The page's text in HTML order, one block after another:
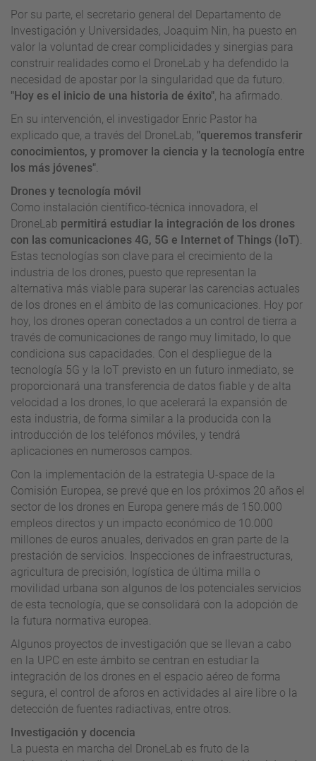
Por su parte, el secretario general del Departamento de
Investigación y Universidades, Joaquim Nin, ha puesto en
valor la voluntad de crear complicidades y sinergias para
construir realidades como el DroneLab y ha defendido la
necesidad de apostar por la singularidad que da futuro.
"Hoy es el inicio de una historia de éxito", ha afirmado.
En su intervención, el investigador Enric Pastor ha
explicado que, a través del DroneLab, "queremos transferir
conocimientos, y promover la ciencia y la tecnología entre
los más jóvenes".
Drones y tecnología móvil
Como instalación científico-técnica innovadora, el
DroneLab permitirá estudiar la integración de los drones
con las comunicaciones 4G, 5G e Internet of Things (IoT).
Estas tecnologías son clave para el crecimiento de la
industria de los drones, puesto que representan la
alternativa más viable para superar las carencias actuales
de los drones en el ámbito de las comunicaciones. Hoy por
hoy, los drones operan conectados a un control de tierra a
través de comunicaciones de rango muy limitado, lo que
condiciona sus capacidades. Con el despliegue de la
tecnología 5G y la IoT previsto en un futuro inmediato, se
proporcionará una transferencia de datos fiable y de alta
velocidad a los drones, lo que acelerará la expansión de
esta industria, de forma similar a la producida con la
introducción de los teléfonos móviles, y tendrá
aplicaciones en numerosos campos.
Con la implementación de la estrategia U-space de la
Comisión Europea, se prevé que en los próximos 20 años el
sector de los drones en Europa genere más de 150.000
empleos directos y un impacto económico de 10.000
millones de euros anuales, derivados en gran parte de la
prestación de servicios. Inspecciones de infraestructuras,
agricultura de precisión, logística de última milla o
movilidad urbana son algunos de los potenciales servicios
de esta tecnología, que se consolidará con la adopción de
la futura normativa europea.
Algunos proyectos de investigación que se llevan a cabo
en la UPC en este ámbito se centran en estudiar la
integración de los drones en el espacio aéreo de forma
segura, el control de aforos en actividades al aire libre o la
detección de fuentes radiactivas, entre otros.
Investigación y docencia
La puesta en marcha del DroneLab es fruto de la